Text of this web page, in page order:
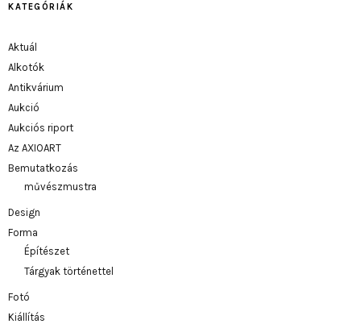
KATEGÓRIÁK
Aktuál
Alkotók
Antikvárium
Aukció
Aukciós riport
Az AXIOART
Bemutatkozás
művészmustra
Design
Forma
Építészet
Tárgyak történettel
Fotó
Kiállítás